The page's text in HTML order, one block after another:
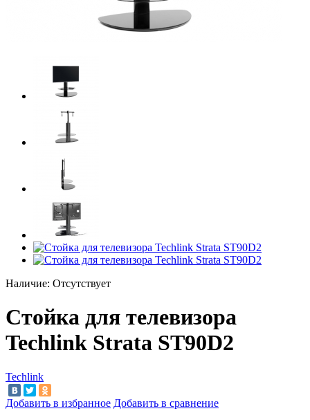
Наличие: Отсутствует
Стойка для телевизора
Techlink Strata ST90D2
Techlink
Добавить в избранное Добавить в сравнение